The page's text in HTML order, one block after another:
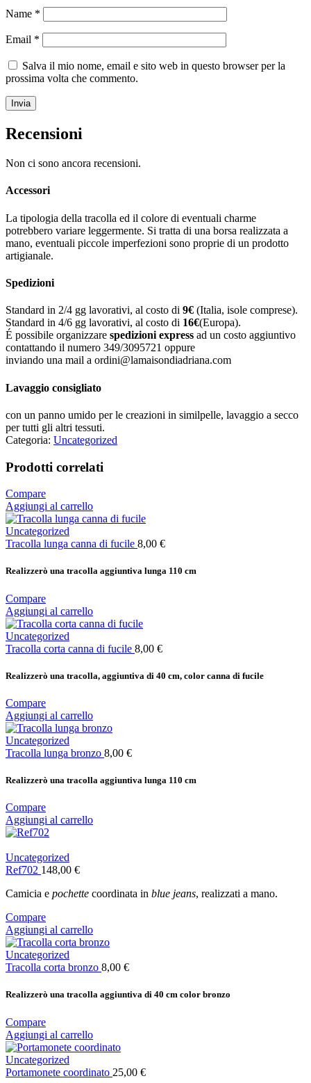
Name *
Email *
Salva il mio nome, email e sito web in questo browser per la
prossima volta che commento.
Recensioni
Non ci sono ancora recensioni.
Accessori
La tipologia della tracolla ed il colore di eventuali charme
potrebbero variare leggermente. Si tratta di una borsa realizzata a
mano, eventuali piccole imperfezioni sono proprie di un prodotto
artigianale.
Spedizioni
Standard in 2/4 gg lavorativi, al costo di 9€ (Italia, isole comprese).
Standard in 4/6 gg lavorativi, al costo di 16€(Europa).
É possibile organizzare spedizioni express ad un costo aggiuntivo
contattando il numero 349/3095721 oppure
inviando una mail a ordini@lamaisondiadriana.com
Lavaggio consigliato
con un panno umido per le creazioni in similpelle, lavaggio a secco
per tutti gli altri tessuti.
Categoria: Uncategorized
Prodotti correlati
Compare
Aggiungi al carrello
Uncategorized
Tracolla lunga canna di fucile 8,00 €
Realizzerò una tracolla aggiuntiva lunga 110 cm
Compare
Aggiungi al carrello
Uncategorized
Tracolla corta canna di fucile 8,00 €
Realizzerò una tracolla, aggiuntiva di 40 cm, color canna di fucile
Compare
Aggiungi al carrello
Uncategorized
Tracolla lunga bronzo 8,00 €
Realizzerò una tracolla aggiuntiva lunga 110 cm
Compare
Aggiungi al carrello
Uncategorized
Ref702 148,00 €
Camicia e pochette coordinata in blue jeans, realizzati a mano.
Compare
Aggiungi al carrello
Uncategorized
Tracolla corta bronzo 8,00 €
Realizzerò una tracolla aggiuntiva di 40 cm color bronzo
Compare
Aggiungi al carrello
Uncategorized
Portamonete coordinato 25,00 €